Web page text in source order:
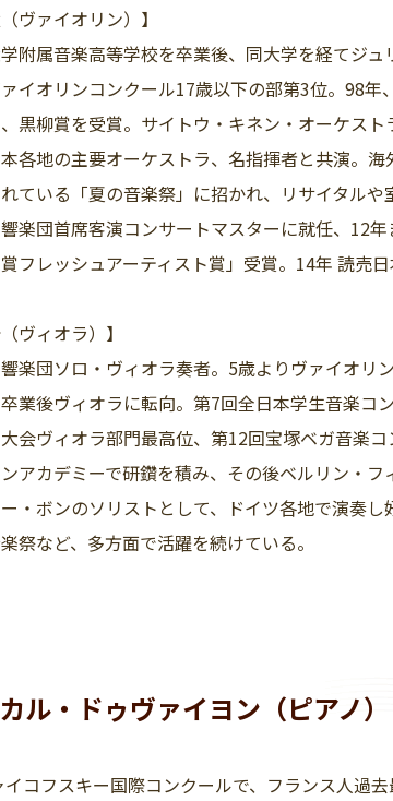
ヴァイオリン）】
附属音楽高等学校を卒業後、同大学を経てジ
イオリンコンクール17歳以下の部第3位。98
黒柳賞を受賞。サイトウ・キネン・オーケス
各地の主要オーケストラ、名指揮者と共演。
ている「夏の音楽祭」に招かれ、リサイタル
楽団首席客演コンサートマスターに就任、12
フレッシュアーティスト賞」受賞。14年 読売
ヴィオラ）】
楽団ソロ・ヴィオラ奏者。5歳よりヴァイオリ
業後ヴィオラに転向。第7回全日本学生音楽コ
会ヴィオラ部門最高位、第12回宝塚ベガ音楽
アカデミーで研鑽を積み、その後ベルリン・
・ボンのソリストとして、ドイツ各地で演奏し
祭など、多方面で活躍を続けている。
ル・ドゥヴァイヨン（ピアノ）
コフスキー国際コンクールで、フランス人過